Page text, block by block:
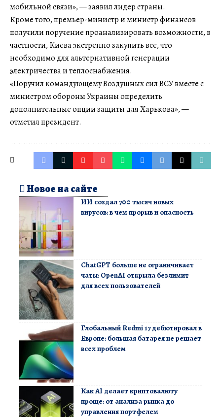
мобильной связи», — заявил лидер страны.
Кроме того, премьер-министр и министр финансов
получили поручение проанализировать возможности, в
частности, Киева экстренно закупить все, что
необходимо для альтернативной генерации
электричества и теплоснабжения.
«Поручил командующему Воздушных сил ВСУ вместе с
министром обороны Украины определить
дополнительные опции защиты для Харькова», —
отметил президент.
Новое на сайте
ИИ создал 700 тысяч новых
вирусов: в чем прорыв и опасность
ChatGPT больше не ограничивает
чаты: OpenAI открыла безлимит
для всех пользователей
Глобальный Redmi 17 дебютировал в
Европе: большая батарея не решает
всех проблем
Как AI делает криптовалюту
проще: от анализа рынка до
управления портфелем